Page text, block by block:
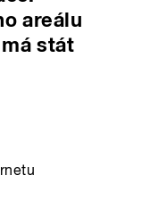
areálu
stát